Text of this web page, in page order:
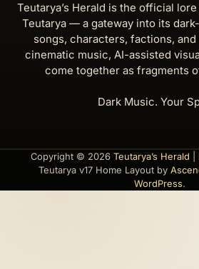
Teutarya’s Herald is the official
Teutarya — a gateway into its
songs, characters, factions,
cinematic music, AI-assisted
come together as fragments
Dark Music. Your
Copyright © 2026 Teutarya’s Herald
Teutarya v17 Home Layout by
WordPress.